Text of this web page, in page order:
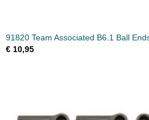
91820 Team Associated B6.1 Ball
€ 10,95